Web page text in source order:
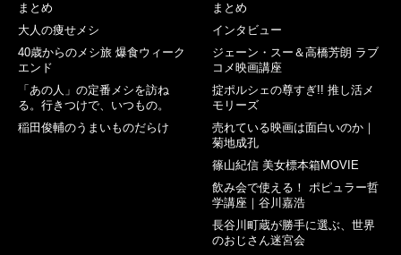
まとめ
大人の痩せメシ
40歳からのメシ旅 爆食ウィーク
エンド
「あの人」の定番メシを訪ね
る。行きつけで、いつもの。
稲田俊輔のうまいものだらけ
まとめ
インタビュー
ジェーン・スー＆高橋芳朗 ラブ
コメ映画講座
掟ポルシェの尊すぎ!! 推し活メ
モリーズ
売れている映画は面白いのか｜
菊地成孔
篠山紀信 美女標本箱MOVIE
飲み会で使える！ ポピュラー哲
学講座｜谷川嘉浩
長谷川町蔵が勝手に選ぶ、世界
のおじさん迷宮会